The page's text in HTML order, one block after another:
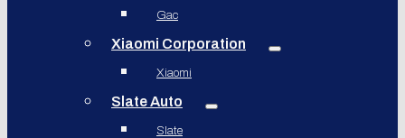
Gac
Xiaomi Corporation
Xiaomi
Slate Auto
Slate